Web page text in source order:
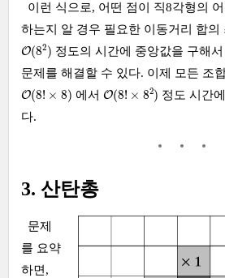
이런 식으로, 어떤 점이 직8각형의
하는지 알 경우 필요한 이동거리 합의
O(82)
O(82)
정도의 시간에 중앙값을 구해
문제를 해결할 수 있다. 이제 모든 조
O(8! × 8)
O(8! × 8 에서 O(8! × 82)
O(8!× 2)
정도 시간
다.
3. 산탄총
문제
를 요약
하면,